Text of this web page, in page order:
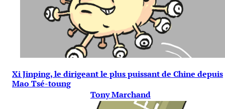
Xi Jinping, le dirigeant le plus puissant de Chine depuis
Mao Tsé-toung
Tony Marchand